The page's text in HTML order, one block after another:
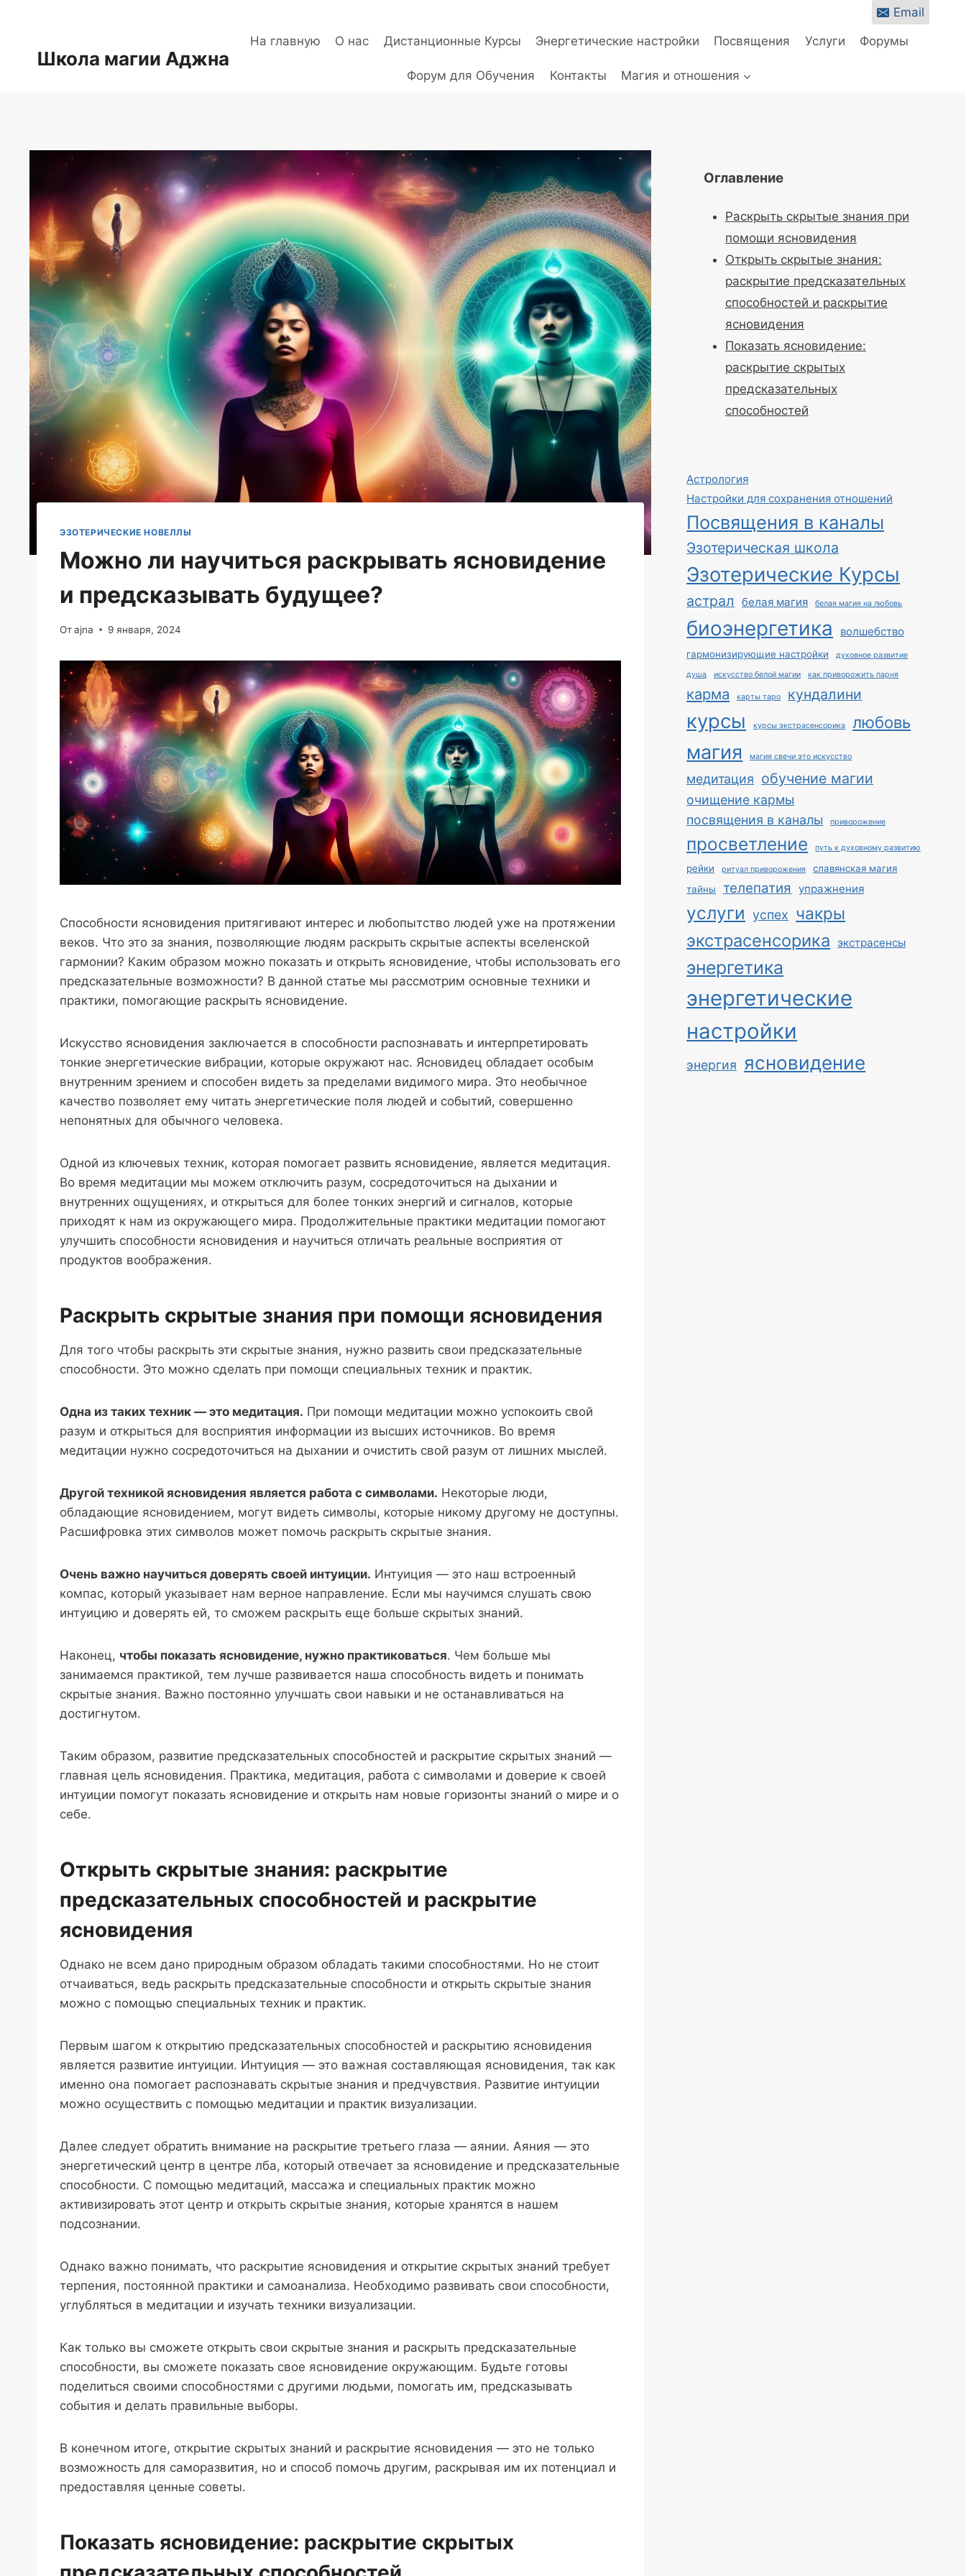
Email
Школа магии Аджна
На главную О нас Дистанционные Курсы Энергетические настройки Посвящения Услуги Форумы
Форум для Обучения Контакты Магия и отношения
ЭЗОТЕРИЧЕСКИЕ НОВЕЛЛЫ
Можно ли научиться раскрывать ясновидение
и предсказывать будущее?
Отajna 9 января, 2024
Способности ясновидения притягивают интерес и любопытство людей уже на протяжении
веков. Что это за знания, позволяющие людям раскрыть скрытые аспекты вселенской
гармонии? Каким образом можно показать и открыть ясновидение, чтобы использовать его
предсказательные возможности? В данной статье мы рассмотрим основные техники и
практики, помогающие раскрыть ясновидение.
Искусство ясновидения заключается в способности распознавать и интерпретировать
тонкие энергетические вибрации, которые окружают нас. Ясновидец обладает особым
внутренним зрением и способен видеть за пределами видимого мира. Это необычное
качество позволяет ему читать энергетические поля людей и событий, совершенно
непонятных для обычного человека.
Одной из ключевых техник, которая помогает развить ясновидение, является медитация.
Во время медитации мы можем отключить разум, сосредоточиться на дыхании и
внутренних ощущениях, и открыться для более тонких энергий и сигналов, которые
приходят к нам из окружающего мира. Продолжительные практики медитации помогают
улучшить способности ясновидения и научиться отличать реальные восприятия от
продуктов воображения.
Раскрыть скрытые знания при помощи ясновидения
Для того чтобы раскрыть эти скрытые знания, нужно развить свои предсказательные
способности. Это можно сделать при помощи специальных техник и практик.
Одна из таких техник — это медитация. При помощи медитации можно успокоить свой
разум и открыться для восприятия информации из высших источников. Во время
медитации нужно сосредоточиться на дыхании и очистить свой разум от лишних мыслей.
Другой техникой ясновидения является работа с символами. Некоторые люди,
обладающие ясновидением, могут видеть символы, которые никому другому не доступны.
Расшифровка этих символов может помочь раскрыть скрытые знания.
Очень важно научиться доверять своей интуиции. Интуиция — это наш встроенный
компас, который указывает нам верное направление. Если мы научимся слушать свою
интуицию и доверять ей, то сможем раскрыть еще больше скрытых знаний.
Наконец, чтобы показать ясновидение, нужно практиковаться. Чем больше мы
занимаемся практикой, тем лучше развивается наша способность видеть и понимать
скрытые знания. Важно постоянно улучшать свои навыки и не останавливаться на
достигнутом.
Таким образом, развитие предсказательных способностей и раскрытие скрытых знаний —
главная цель ясновидения. Практика, медитация, работа с символами и доверие к своей
интуиции помогут показать ясновидение и открыть нам новые горизонты знаний о мире и о
себе.
Открыть скрытые знания: раскрытие
предсказательных способностей и раскрытие
ясновидения
Однако не всем дано природным образом обладать такими способностями. Но не стоит
отчаиваться, ведь раскрыть предсказательные способности и открыть скрытые знания
можно с помощью специальных техник и практик.
Первым шагом к открытию предсказательных способностей и раскрытию ясновидения
является развитие интуиции. Интуиция — это важная составляющая ясновидения, так как
именно она помогает распознавать скрытые знания и предчувствия. Развитие интуиции
можно осуществить с помощью медитации и практик визуализации.
Далее следует обратить внимание на раскрытие третьего глаза — аянии. Аяния — это
энергетический центр в центре лба, который отвечает за ясновидение и предсказательные
способности. С помощью медитаций, массажа и специальных практик можно
активизировать этот центр и открыть скрытые знания, которые хранятся в нашем
подсознании.
Однако важно понимать, что раскрытие ясновидения и открытие скрытых знаний требует
терпения, постоянной практики и самоанализа. Необходимо развивать свои способности,
углубляться в медитации и изучать техники визуализации.
Как только вы сможете открыть свои скрытые знания и раскрыть предсказательные
способности, вы сможете показать свое ясновидение окружающим. Будьте готовы
поделиться своими способностями с другими людьми, помогать им, предсказывать
события и делать правильные выборы.
В конечном итоге, открытие скрытых знаний и раскрытие ясновидения — это не только
возможность для саморазвития, но и способ помочь другим, раскрывая им их потенциал и
предоставляя ценные советы.
Показать ясновидение: раскрытие скрытых
Оглавление
Раскрыть скрытые знания при
помощи ясновидения
Открыть скрытые знания:
раскрытие предсказательных
способностей и раскрытие
ясновидения
Показать ясновидение:
раскрытие скрытых
предсказательных
способностей
Астрология
Настройки для сохранения отношений
Посвящения в каналы
Эзотерическая школа
Эзотерические Курсы
астрал белая магия белая магия на любовь
биоэнергетика волшебство
гармонизирующие настройки духовное развитие
душа искусство белой магии как приворожить парня
карма карты таро кундалини
курсы курсы экстрасенсорика любовь
магия магия свечи это искусство
медитация обучение магии
очищение кармы
посвящения в каналы
приворожение
просветление путь к духовному развитию
рейки ритуал приворожения
славянская магия
тайны
телепатия упражнения
услуги успех чакры
экстрасенсорика экстрасенсы
энергетика
энергетические
настройки
энергия ясновидение